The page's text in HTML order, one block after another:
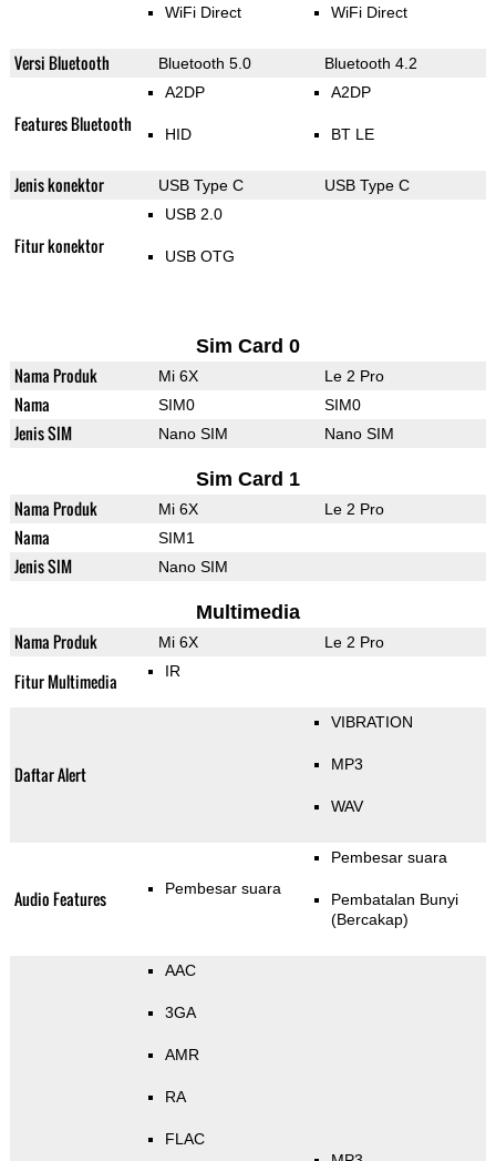
WiFi Direct WiFi Direct
Versi Bluetooth Bluetooth 5.0 Bluetooth 4.2
Features Bluetooth
A2DP
HID
A2DP
BT LE
Jenis konektor USB Type C USB Type C
Fitur konektor
USB 2.0
USB OTG
Sim Card 0
Nama Produk Mi 6X Le 2 Pro
Nama SIM0 SIM0
Jenis SIM Nano SIM Nano SIM
Sim Card 1
Nama Produk Mi 6X Le 2 Pro
Nama SIM1
Jenis SIM Nano SIM
Multimedia
Nama Produk Mi 6X Le 2 Pro
Fitur Multimedia IR
Daftar Alert
VIBRATION
MP3
WAV
Audio Features Pembesar suara
Pembesar suara
Pembatalan Bunyi
(Bercakap)
AAC
3GA
AMR
RA
FLAC